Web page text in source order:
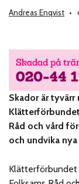
Andreas Enqvist
Skador är
Råd och vård
och undvika